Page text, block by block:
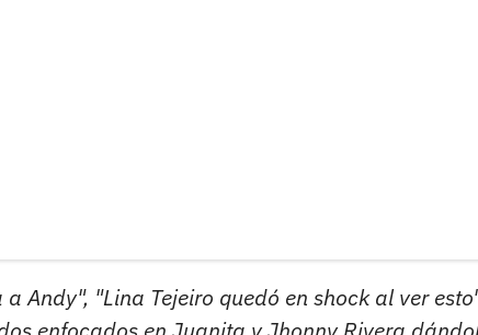
Andy", "Lina Tejeiro quedó en shock al ver